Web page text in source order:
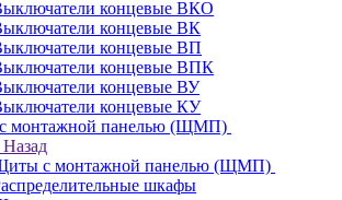
концевые ВКО
концевые ВК
концевые ВП
концевые ВПК
концевые ВУ
концевые КУ
монтажной панелью (ЩМП)
Назад
с монтажной панелью (ЩМП)
шкафы